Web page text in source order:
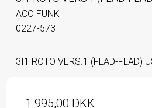
ACO FUNKI
0227-573
3I1 ROTO VERS.1 (FLAD-FLAD)
1.995,00 DKK